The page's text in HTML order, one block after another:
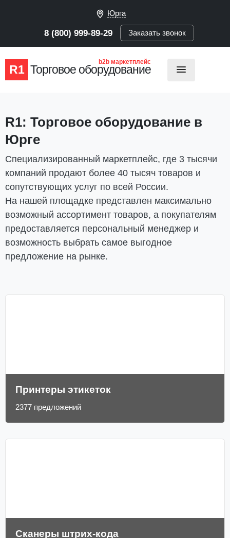
Юрга
8 (800) 999-89-29 Заказать звонок
R1 Торговое оборудование
b2b маркетплейс
R1: Торговое оборудование в
Юрге
Cпециализированный маркетплейс, где 3 тысячи
компаний продают более 40 тысяч товаров и
сопутствующих услуг по всей России.
На нашей площадке представлен максимально
возможный ассортимент товаров, а покупателям
предоставляется персональный менеджер и
возможность выбрать самое выгодное
предложение на рынке.
Принтеры этикеток
2377 предложений
Сканеры штрих-кода